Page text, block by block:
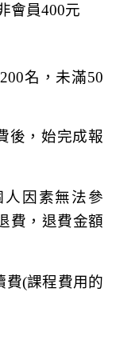
會員400元
名，未滿50
後，始完成報
因素無法參
費，退費金額
費(課程費用的